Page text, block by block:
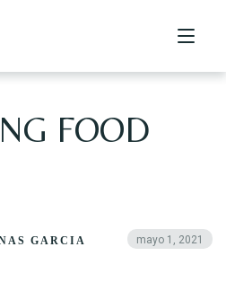
FOOD
GARCIA mayo 1, 2021